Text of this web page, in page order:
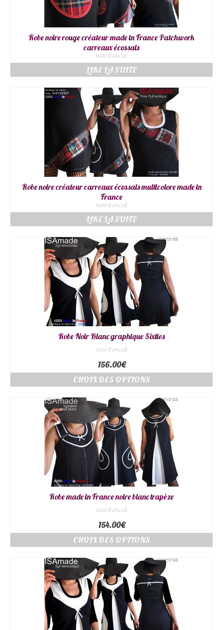
Robe noire rouge créateur made in France Patchwork
carreaux écossais
NON ÉVALUÉ
LIRE LA SUITE
Robe noire créateur carreaux écossais multicolore made in
France
NON ÉVALUÉ
LIRE LA SUITE
Robe Noir Blanc graphique Sixties
NON ÉVALUÉ
156.00€
CHOIX DES OPTIONS
Robe made in France noire blanc trapèze
NON ÉVALUÉ
154.00€
CHOIX DES OPTIONS